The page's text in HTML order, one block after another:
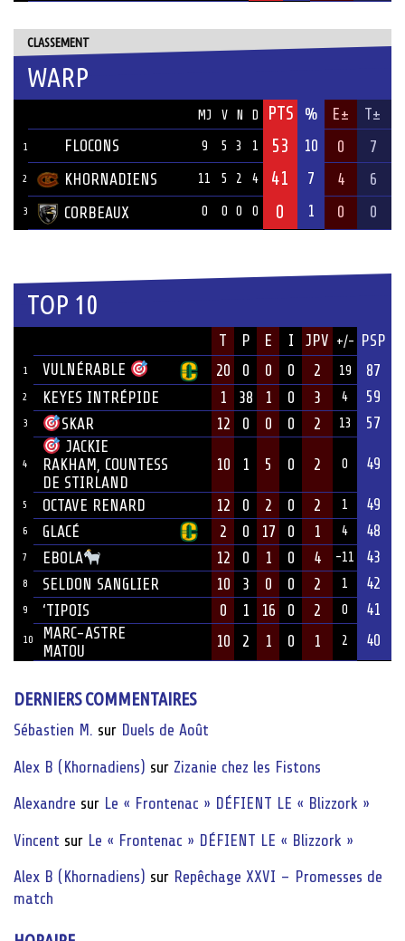
CLASSEMENT
WARP
MJ V N D PTS % E± T±
1 FLOCONS 9 5 3 1 53 10 0 7
2 KHORNADIENS 11 5 2 4 41 7 4 6
3 CORBEAUX 0 0 0 0 0 1 0 0
TOP 10
T P E I JPV +/- PSP
1 VULNÉRABLE 20 0 0 0 2 19 87
2 KEYES INTRÉPIDE 1 38 1 0 3 4 59
3 SKAR 12 0 0 0 2 13 57
4
JACKIE
RAKHAM, COUNTESS
DE STIRLAND
10 1 5 0 2 0 49
5 OCTAVE RENARD 12 0 2 0 2 1 49
6 GLACÉ 2 0 17 0 1 4 48
7 EBOLA 12 0 1 0 4 -11 43
8 SELDON SANGLIER 10 3 0 0 2 1 42
9 ‘TIPOIS 0 1 16 0 2 0 41
10
MARC-ASTRE
MATOU
10 2 1 0 1 2 40
DERNIERS COMMENTAIRES
Sébastien M. sur Duels de Août
Alex B (Khornadiens) sur Zizanie chez les Fistons
Alexandre sur Le « Frontenac » DÉFIENT LE « Blizzork »
Vincent sur Le « Frontenac » DÉFIENT LE « Blizzork »
Alex B (Khornadiens) sur Repêchage XXVI – Promesses de
match